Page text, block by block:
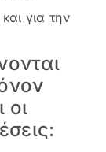
για την
οι